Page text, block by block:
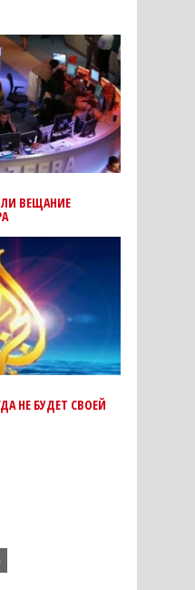
ВЕЩАНИЕ
НЕ БУДЕТ СВОЕЙ